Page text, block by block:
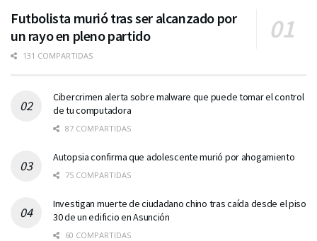
Futbolista murió tras ser alcanzado por
un rayo en pleno partido
131 COMPARTIDAS
Cibercrimen alerta sobre malware que puede tomar el control
de tu computadora
87 COMPARTIDAS
Autopsia confirma que adolescente murió por ahogamiento
75 COMPARTIDAS
Investigan muerte de ciudadano chino tras caída desde el piso
30 de un edificio en Asunción
60 COMPARTIDAS